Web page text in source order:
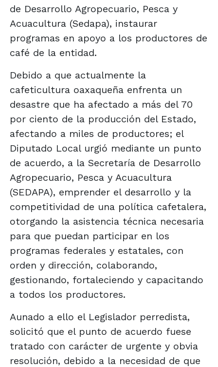
de Desarrollo Agropecuario, Pesca y
Acuacultura (Sedapa), instaurar
programas en apoyo a los productores de
café de la entidad.
Debido a que actualmente la
cafeticultura oaxaqueña enfrenta un
desastre que ha afectado a más del 70
por ciento de la producción del Estado,
afectando a miles de productores; el
Diputado Local urgió mediante un punto
de acuerdo, a la Secretaría de Desarrollo
Agropecuario, Pesca y Acuacultura
(SEDAPA), emprender el desarrollo y la
competitividad de una política cafetalera,
otorgando la asistencia técnica necesaria
para que puedan participar en los
programas federales y estatales, con
orden y dirección, colaborando,
gestionando, fortaleciendo y capacitando
a todos los productores.
Aunado a ello el Legislador perredista,
solicitó que el punto de acuerdo fuese
tratado con carácter de urgente y obvia
resolución, debido a la necesidad de que